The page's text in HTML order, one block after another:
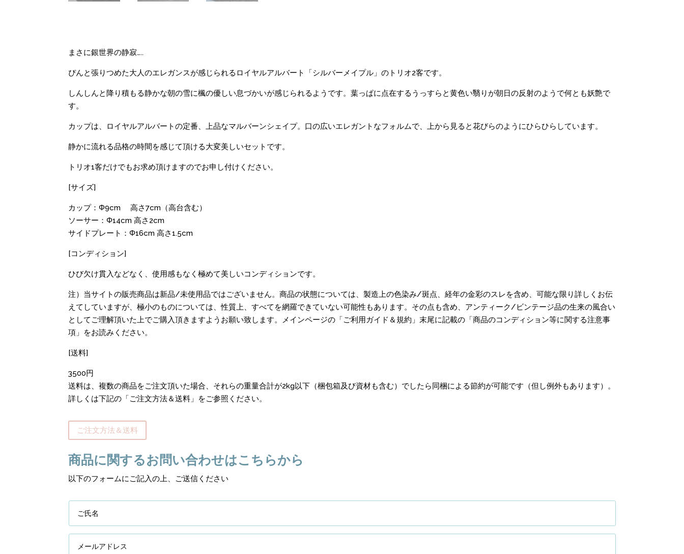
まさに銀世界の静寂…..
ぴんと張りつめた大人のエレガンスが感じられるロイヤルアルバート「シルバーメイプル」のトリオ2客です。
しんしんと降り積もる静かな朝の雪に楓の優しい息づかいが感じられるようです。葉っぱに点在するうっすらと黄色い翳りが朝日の反射のようで何とも妖艶で
す。
カップは、ロイヤルアルバートの定番、上品なマルバーンシェイプ。口の広いエレガントなフォルムで、上から見ると花びらのようにひらひらしています。
静かに流れる品格の時間を感じて頂ける大変美しいセットです。
トリオ1客だけでもお求め頂けますのでお申し付けください。
[サイズ]
カップ：Φ9cm 高さ7cm（高台含む）
ソーサー：Φ14cm 高さ2cm
サイドプレート：Φ16cm 高さ1.5cm
[コンディション]
ひび欠け貫入などなく、使用感もなく極めて美しいコンディションです。
注）当サイトの販売商品は新品/未使用品ではございません。商品の状態については、製造上の色染み/斑点、経年の金彩のスレを含め、可能な限り詳しくお伝
えてしていますが、極小のものについては、性質上、すべてを網羅できていない可能性もあります。その点も含め、アンティーク/ビンテージ品の生来の風合い
としてご理解頂いた上でご購入頂きますようお願い致します。メインページの「ご利用ガイド＆規約」末尾に記載の「商品のコンディション等に関する注意事
項」をお読みください。
[送料]
3500円
送料は、複数の商品をご注文頂いた場合、それらの重量合計が2kg以下（梱包箱及び資材も含む）でしたら同梱による節約が可能です（但し例外もあります）。
詳しくは下記の「ご注文方法＆送料」をご参照ください。
ご注文方法＆送料
商品に関するお問い合わせはこちらから
以下のフォームにご記入の上、ご送信ください